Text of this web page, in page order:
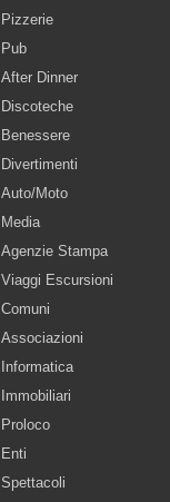
Pizzerie
Pub
After Dinner
Discoteche
Benessere
Divertimenti
Auto/Moto
Media
Agenzie Stampa
Viaggi Escursioni
Comuni
Associazioni
Informatica
Immobiliari
Proloco
Enti
Spettacoli